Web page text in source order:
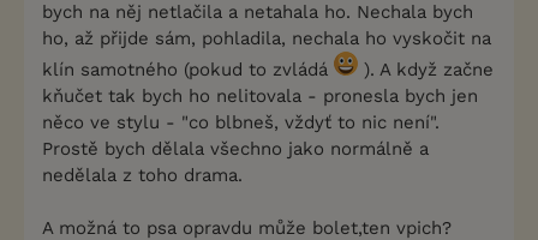
bych na něj netlačila a netahala ho. Nechala bych
ho, až přijde sám, pohladila, nechala ho vyskočit na
klín samotného (pokud to zvládá
). A když začne
kňučet tak bych ho nelitovala - pronesla bych jen
něco ve stylu - "co blbneš, vždyť to nic není".
Prostě bych dělala všechno jako normálně a
nedělala z toho drama.
A možná to psa opravdu může bolet,ten vpich?